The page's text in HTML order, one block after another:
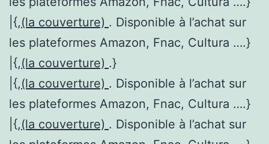
|{,(la couverture) . Disponible à l’achat sur
les plateformes Amazon, Fnac, Cultura ….}
|{,(la couverture) .}
|{,(la couverture) . Disponible à l’achat sur
les plateformes Amazon, Fnac, Cultura ….}
|{,(la couverture) . Disponible à l’achat sur